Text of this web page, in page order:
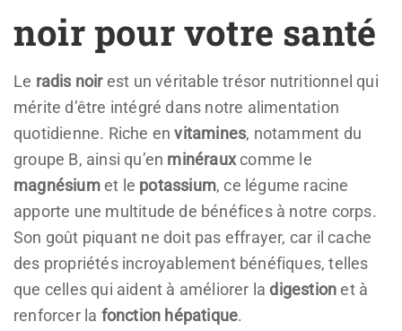
noir pour votre santé
Le radis noirest un véritable trésor nutritionnel qui
mérite d’être intégré dans notre alimentation
quotidienne. Riche envitamines, notamment du
groupe B, ainsi qu’en minérauxcomme le
magnésiumet le potassium, ce légume racine
apporte une multitude de bénéfices à notre corps.
Son goût piquant ne doit pas effrayer, car il cache
des propriétés incroyablement bénéfiques, telles
que celles qui aident à améliorer ladigestionet à
renforcer la fonction hépatique.